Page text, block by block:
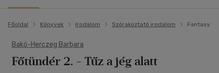
Főoldal Könyvek Irodalom Szórakoztató irodalom Fantasy
Bakó-Herczeg Barbara
Főtündér 2. - Tűz a jég alatt